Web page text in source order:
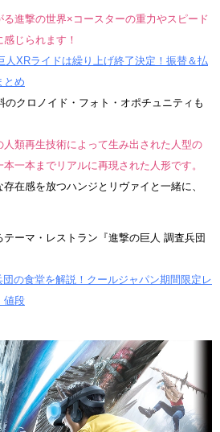
進撃の世界×コースターの重力やスピード
じられます！
人XRライドは繰り上げ終了決定！振替＆払
とめ
のクロノイド・フォト・オポチュニティも
類再生技術によって生み出された人型の
一本までリアルに再現された人形です。
在感を放つハンジとリヴァイと一緒に、
ーマ・レストラン『進撃の巨人 調査兵団
団の食堂を解説！クールジャパン期間限定レ
値段